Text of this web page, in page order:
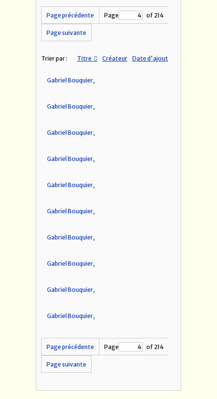
Page précédente Page of 214
Page suivante
Trier par : Titre Créateur Date d'ajout
Gabriel Bouquier,
Gabriel Bouquier,
Gabriel Bouquier,
Gabriel Bouquier,
Gabriel Bouquier,
Gabriel Bouquier,
Gabriel Bouquier,
Gabriel Bouquier,
Gabriel Bouquier,
Gabriel Bouquier,
Page précédente Page of 214
Page suivante